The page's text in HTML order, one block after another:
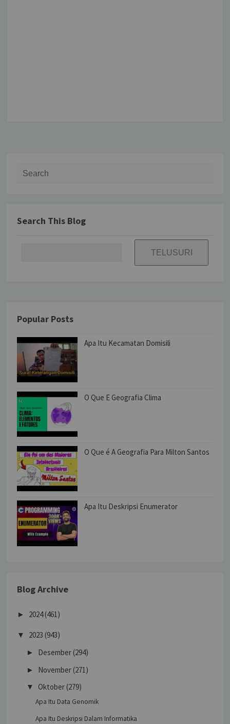
Search for:
Search This Blog
Popular Posts
Apa Itu Kecamatan Domisili
O Que E Geografia Clima
O Que é A Geografia Para Milton Santos
Apa Itu Deskripsi Enumerator
Blog Archive
► 2024(461)
▼ 2023 (943)
► Desember (294)
► November (271)
▼ Oktober (279)
Apa Itu Data Genomik
Apa Itu Deskripsi Dalam Informatika